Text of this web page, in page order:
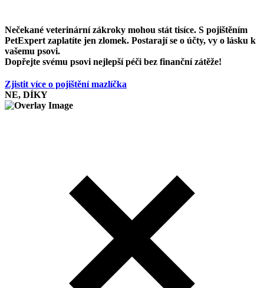
Nečekané veterinární zákroky mohou stát tisíce. S pojištěním
PetExpert zaplatíte jen zlomek. Postarají se o účty, vy o lásku k
vašemu psovi.
Dopřejte svému psovi nejlepší péči bez finanční zátěže!
Zjistit více o pojištění mazlíčka
NE, DÍKY